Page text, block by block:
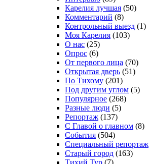
Карелия лучшая (50)
Комментарий (8)
Контрольный выезд (1)
Моя Карелия (103)
О нас (25)
Опрос (6)
От первого лица (70)
Открытая дверь (51)
По Тихому (201)
Под другим углом (5)
Популярное (268)
Разные люди (5)
Репортаж (137)
С Главой о главном (8)
События (504)
Специальный репортаж
Старый город (163)
Тихий Тур (7)